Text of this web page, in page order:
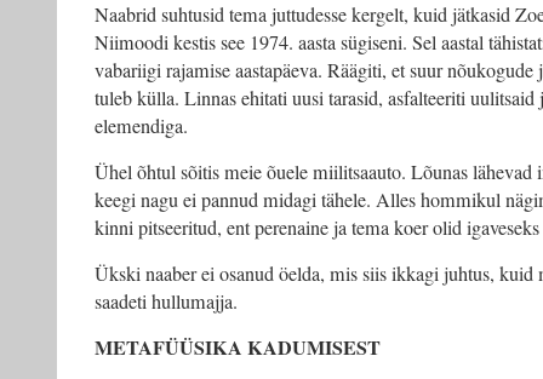
Naabrid suhtusid tema juttudesse kergelt, kuid jätkasid
Niimoodi kestis see 1974. aasta sügiseni. Sel aastal
vabariigi rajamise aastapäeva. Räägiti, et suur
tuleb külla. Linnas ehitati uusi tarasid, asfalteeriti uulitsaid
elemendiga.
Ühel õhtul sõitis meie õuele miilitsaauto. Lõunas lähevad
keegi nagu ei pannud midagi tähele. Alles hommikul
kinni pitseeritud, ent perenaine ja tema koer olid
Ükski naaber ei osanud öelda, mis siis ikkagi juhtus, kuid
saadeti hullumajja.
METAFÜÜSIKA KADUMISEST